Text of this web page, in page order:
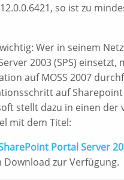
so ist zu
Wer in seinem
2003 (SPS) einsetzt,
auf MOSS 2007
auf Sharepoint
stellt dazu in einen der
mit dem Titel:
Portal Server
Download zur Verfügung.